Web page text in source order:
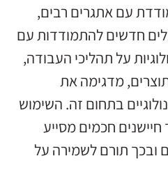
עם אתגרים רבים,
חדשים להתמודדות עם
על תהליכי העבודה,
מדגימה את
בתחום זה. השימוש
חיישנים חכמים מסייע
ובכך תורם לשמירה על